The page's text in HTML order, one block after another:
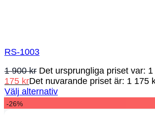
RS-1003
1 900kr Det ursprungliga priset var: 1
175 krDet nuvarande priset är: 1 175
Välj alternativ
-26%